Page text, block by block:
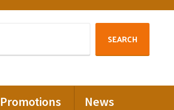
SEARCH
Promotions News